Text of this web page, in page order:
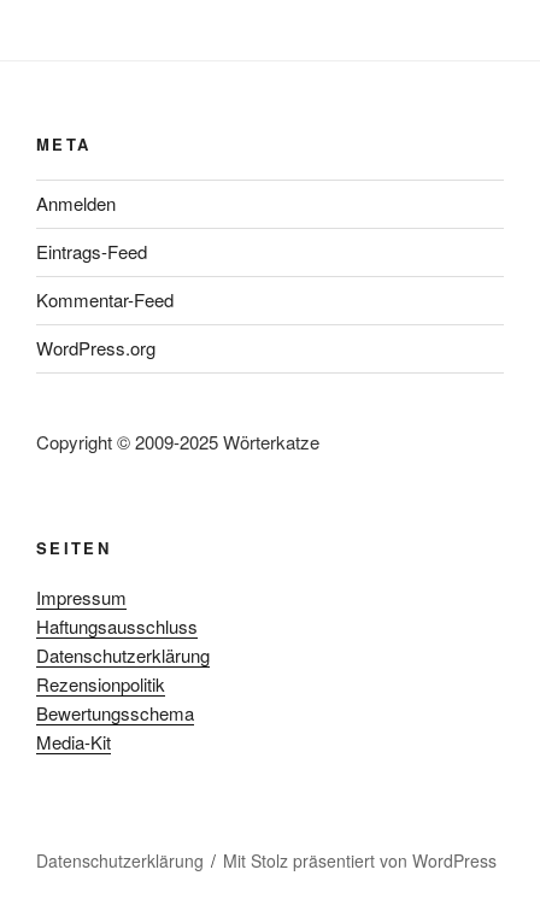
META
Anmelden
Eintrags-Feed
Kommentar-Feed
WordPress.org
Copyright © 2009-2025 Wörterkatze
SEITEN
Impressum
Haftungsausschluss
Datenschutzerklärung
Rezensionpolitik
Bewertungsschema
Media-Kit
Datenschutzerklärung Mit Stolz präsentiert von WordPress